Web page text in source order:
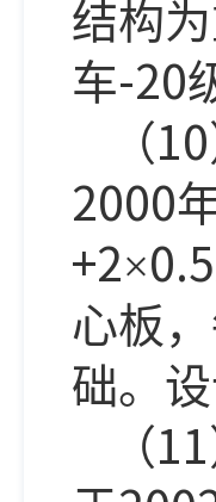
结构
车-20
（10
2000
+2×0.5
心板
础。
（11